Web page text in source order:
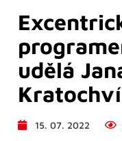
udělá
15. 07. 2022